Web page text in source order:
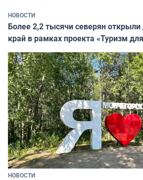
НОВОСТИ
Более 2,2 тысячи северян
край в рамках проекта «Туризм
НОВОСТИ